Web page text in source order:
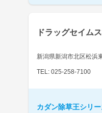
ドラッグセイム
新潟県新潟市北区松浜
TEL: 025-258-7100
カダン除草王シリ